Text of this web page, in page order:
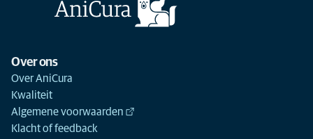
Over ons
Over AniCura
Kwaliteit
Algemene voorwaarden
Klacht of feedback